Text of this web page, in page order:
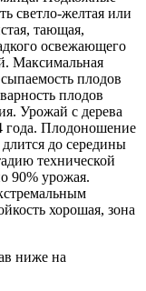
светло-желтая или
тающая,
освежающего
Максимальная
плодов
плодов
Урожай с дерева
года. Плодоношение
до середины
технической
90% урожая.
хорошая, зона
ниже на